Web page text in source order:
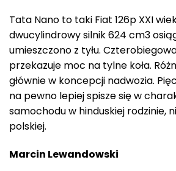
Tata Nano to taki Fiat 126p XXI
dwucylindrowy silnik 624 cm3
umieszczono z tyłu.
przekazuje moc na tylne koła.
głównie w koncepcji nadwozia.
na pewno lepiej spisze się w
samochodu w hinduskiej rodzinie,
polskiej.
Marcin Lewandowski